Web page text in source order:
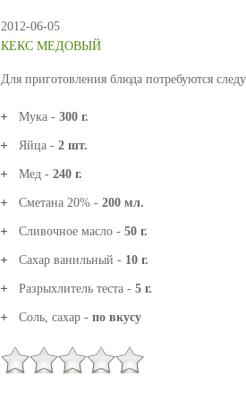
2012-06-05
КЕКС МЕДОВЫЙ
Для приготовления блюда потребуются
Мука - 300 г.
Яйца - 2 шт.
Мед - 240 г.
Сметана 20% - 200 мл.
Сливочное масло - 50 г.
Сахар ванильный - 10 г.
Разрыхлитель теста - 5 г.
Соль, сахар - по вкусу